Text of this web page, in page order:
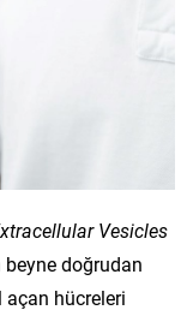
Vesicles
doğrudan
hücreleri